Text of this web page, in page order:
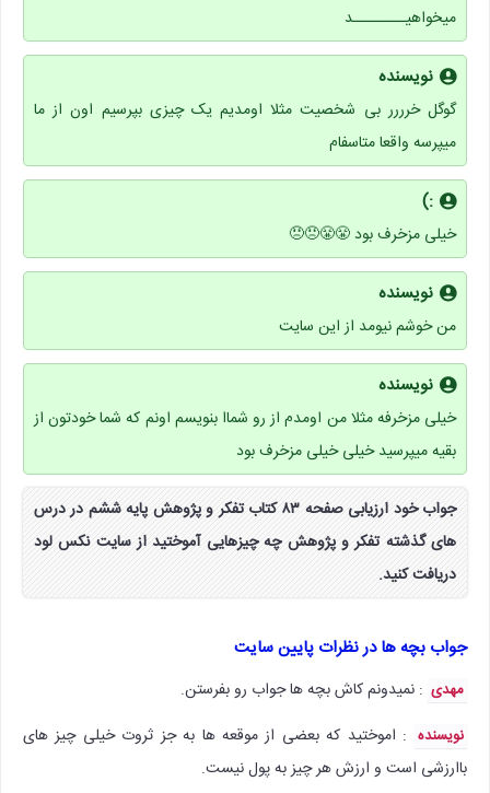
میخواهیــــــــد
نویسنده
گوگل خرررر بی شخصیت مثلا اومدیم یک چیزی بپرسیم اون از ما
میپرسه واقعا متاسفام
:)
خیلی مزخرف بود 😤😤😠😠
نویسنده
من خوشم نیومد از این سایت
نویسنده
خیلی مزخرفه مثلا من اومدم از رو شماا بنویسم اونم که شما خودتون از
بقیه میپرسید خیلی خیلی مزخرف بود
جواب خود ارزیابی صفحه ۸۳ کتاب تفکر و پژوهش پایه ششم در درس
های گذشته تفکر و پژوهش چه چیزهایی آموختید از سایت نکس لود
دریافت کنید.
جواب بچه ها در نظرات پایین سایت
مهدی : نمیدونم کاش بچه ها جواب رو بفرستن.
نویسنده : اموختید که بعضی از موقعه ها به جز ثروت خیلی چیز های
باارزشی است و ارزش هر چیز به پول نیست.